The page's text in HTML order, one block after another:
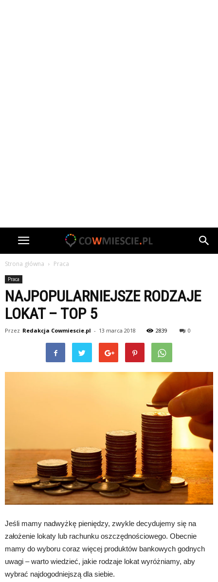
Strona główna Praca
Praca
NAJPOPULARNIEJSZE RODZAJE
LOKAT – TOP 5
Przez Redakcja Cowmiescie.pl - 13 marca 2018 2839 0
Jeśli mamy nadwyżkę pieniędzy, zwykle decydujemy się na
założenie lokaty lub rachunku oszczędnościowego. Obecnie
mamy do wyboru coraz więcej produktów bankowych godnych
uwagi – warto wiedzieć, jakie rodzaje lokat wyróżniamy, aby
wybrać najdogodniejszą dla siebie.